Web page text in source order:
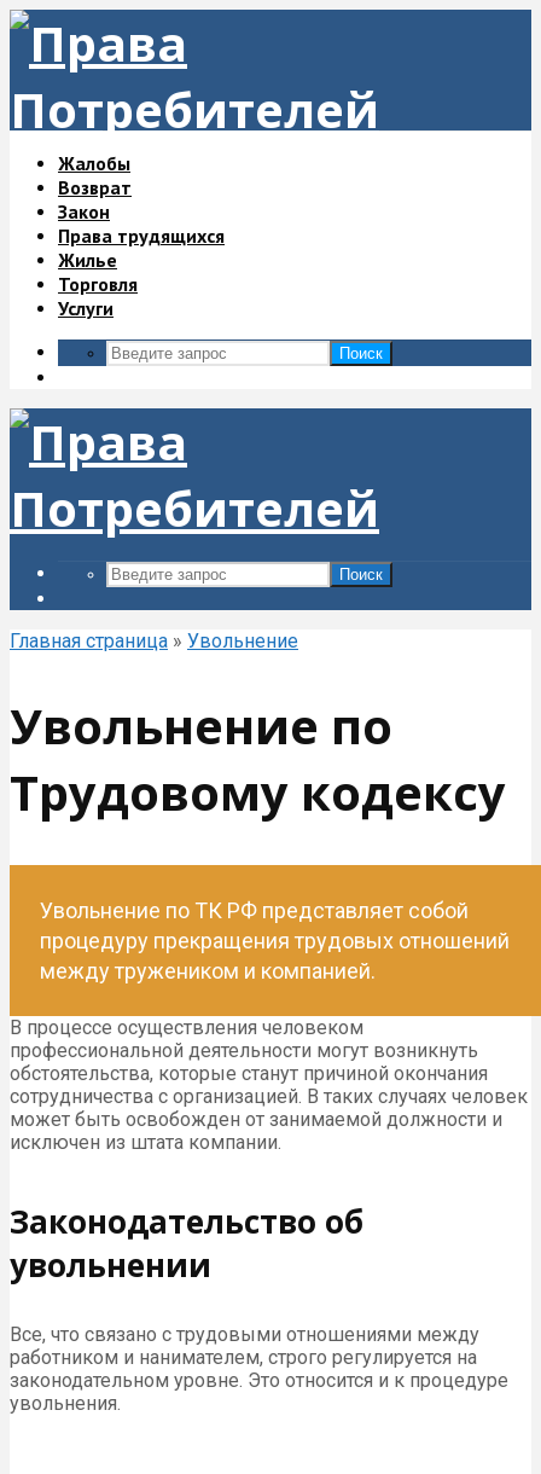
Жалобы
Возврат
Закон
Права трудящихся
Жилье
Торговля
Услуги
Поиск
Поиск
Главная страница » Увольнение
Увольнение по
Трудовому кодексу
Увольнение по ТК РФ представляет собой
процедуру прекращения трудовых отношений
между тружеником и компанией.
В процессе осуществления человеком
профессиональной деятельности могут возникнуть
обстоятельства, которые станут причиной окончания
сотрудничества с организацией. В таких случаях человек
может быть освобожден от занимаемой должности и
исключен из штата компании.
Законодательство об
увольнении
Все, что связано с трудовыми отношениями между
работником и нанимателем, строго регулируется на
законодательном уровне. Это относится и к процедуре
увольнения.